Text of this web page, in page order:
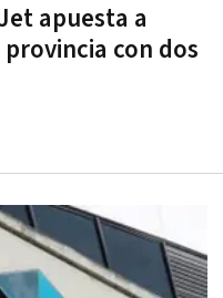
apuesta a
con dos